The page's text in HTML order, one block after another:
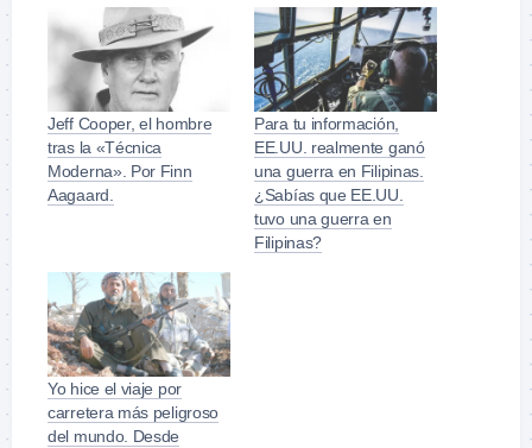
Jeff Cooper, el hombre
tras la «Técnica
Moderna». Por Finn
Aagaard.
Para tu información,
EE.UU. realmente ganó
una guerra en Filipinas.
¿Sabías que EE.UU.
tuvo una guerra en
Filipinas?
Yo hice el viaje por
carretera más peligroso
del mundo. Desde